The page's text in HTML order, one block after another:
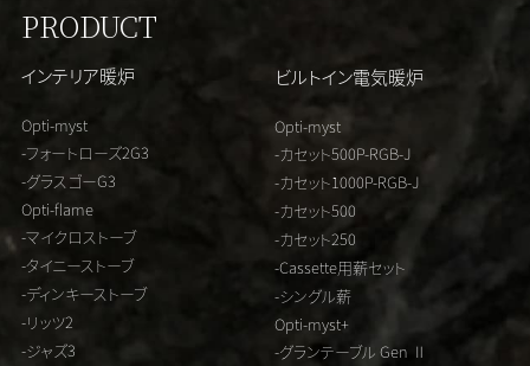
PRODUCT
インテリア暖炉
Opti-myst
-フォートローズ2G3
-グラスゴーG3
Opti-flame
-マイクロストーブ
-タイニーストーブ
-ディンキーストーブ
-リッツ2
-ジャズ3
ビルトイン電気暖炉
Opti-myst
-カセット500P-RGB-J
-カセット1000P-RGB-J
-カセット500
-カセット250
-Cassette用薪セット
-シングル薪
Opti-myst+
-グランテーブル Gen Ⅱ